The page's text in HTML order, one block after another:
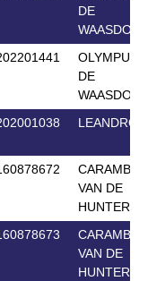
DE
OLYMPUS
DE
LEANDRO
VAN DE
HUNTERS
VAN DE
HUNTERS